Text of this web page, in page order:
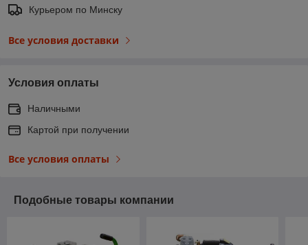
Курьером по Минску
Все условия доставки
Условия оплаты
Наличными
Картой при получении
Все условия оплаты
Подобные товары компании